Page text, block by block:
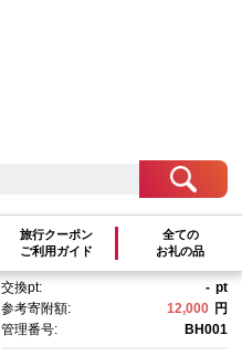
旅行クーポン
ご利用ガイド
全ての
お礼の品
0gパック（4個）
交換pt: - pt
参考寄附額:
12,000 円
管理番号:
BH001